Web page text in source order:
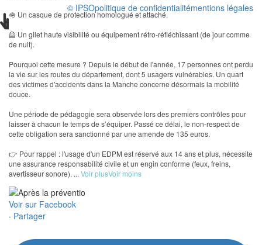
🪖 Un casque de protection homologué et attaché.
🦺 Un gilet haute visibilité ou équipement rétro-réfléchissant (de jour comme
de nuit).
Pourquoi cette mesure ? Depuis le début de l'année, 17 personnes ont perdu
la vie sur les routes du département, dont 5 usagers vulnérables. Un quart
des victimes d'accidents dans la Manche concerne désormais la mobilité
douce.
Une période de pédagogie sera observée lors des premiers contrôles pour
laisser à chacun le temps de s’équiper. Passé ce délai, le non-respect de
cette obligation sera sanctionné par une amende de 135 euros.
👉 Pour rappel : l'usage d'un EDPM est réservé aux 14 ans et plus, nécessite
une assurance responsabilité civile et un engin conforme (feux, freins,
avertisseur sonore). ... Voir plusVoir moins
Voir sur Facebook
· Partager
mentions légales
politique de confidentialité
© IPSO